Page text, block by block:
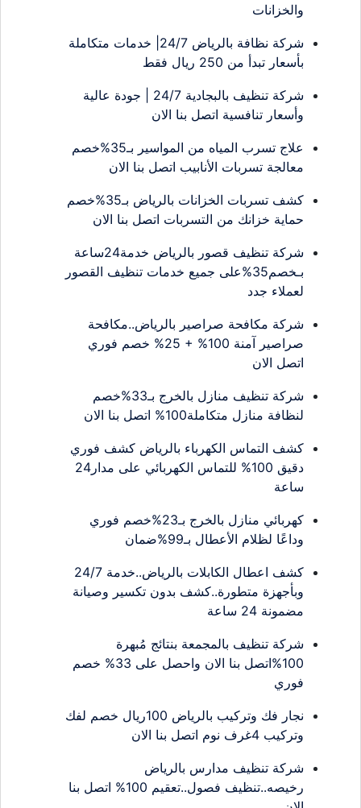
والخزانات
شركة نظافة بالرياض 24/7| خدمات متكاملة
بأسعار تبدأ من 250 ريال فقط
شركة تنظيف بالبجادية 24/7 | جودة عالية
وأسعار تنافسية اتصل بنا الان
علاج تسرب المياه من المواسير بـ35%خصم
معالجة تسربات الأنابيب اتصل بنا الان
كشف تسربات الخزانات بالرياض بـ35%خصم
حماية خزانك من التسربات اتصل بنا الان
شركة تنظيف قصور بالرياض خدمة24ساعة
بـخصم35%على جميع خدمات تنظيف القصور
لعملاء جدد
شركة مكافحة صراصير بالرياض..مكافحة
صراصير آمنة 100% + 25% خصم فوري
اتصل الان
شركة تنظيف منازل بالخرج بـ33%خصم
لنظافة منازل متكاملة100% اتصل بنا الان
كشف التماس الكهرباء بالرياض كشف فوري
دقيق 100% للتماس الكهربائي على مدار24
كهربائي منازل بالخرج بـ23%خصم فوري
وداعًا لظلام الأعطال بـ99%ضمان
كشف اعطال الكابلات بالرياض..خدمة 24/7
وبأجهزة متطورة..كشف بدون تكسير وصيانة
شركة تنظيف بالمجمعة بنتائج مُبهرة
100%اتصل بنا الان واحصل على 33% خصم
نجار فك وتركيب بالرياض 100ريال خصم لفك
شركة تنظيف مدارس بالرياض
رخيصه..تنظيف فصول..تعقيم 100% اتصل بنا